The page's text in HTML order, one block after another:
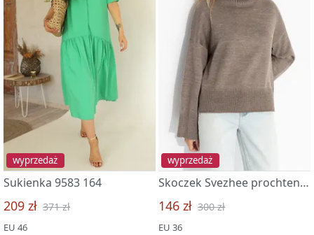
wyprzedaż
Sukienka 9583 164
209 zł 371 zł
EU 46
wyprzedaż
Skoczek Svezhee prochtenie (bezhevyj)
146 zł 300 zł
EU 36